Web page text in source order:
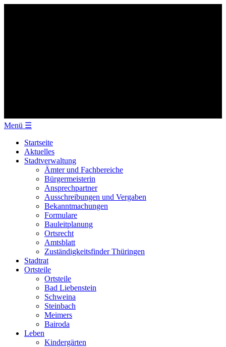
Menü ☰
Startseite
Aktuelles
Stadtverwaltung
Ämter und Fachbereiche
Bürgermeisterin
Ansprechpartner
Ausschreibungen und Vergaben
Bekanntmachungen
Formulare
Bauleitplanung
Ortsrecht
Amtsblatt
Zuständigkeitsfinder Thüringen
Stadtrat
Ortsteile
Ortsteile
Bad Liebenstein
Schweina
Steinbach
Meimers
Bairoda
Leben
Kindergärten